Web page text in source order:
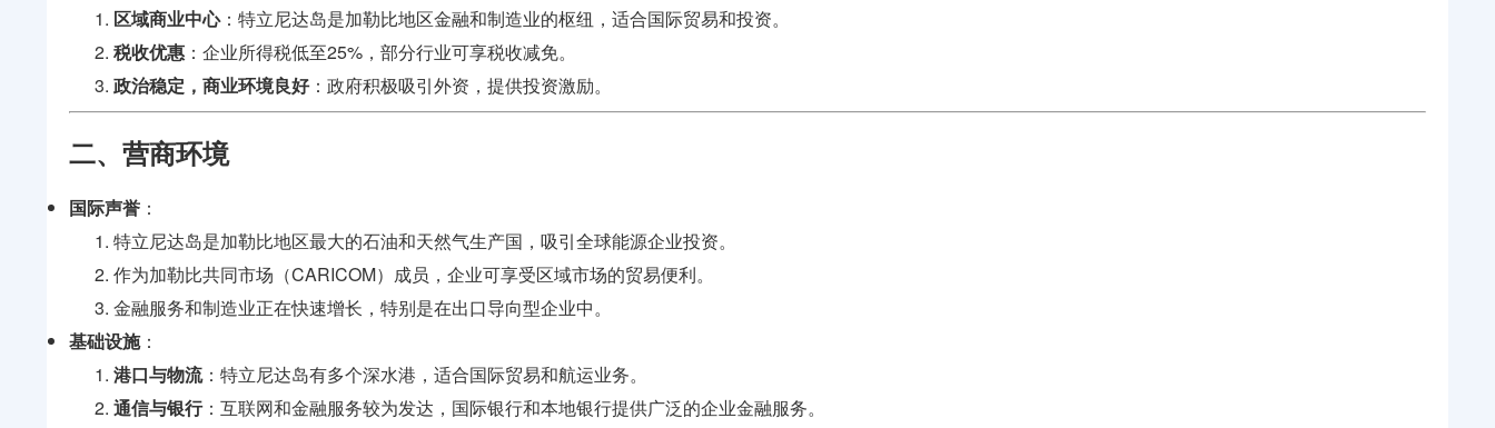
区域商业中心：特立尼达岛是加勒比地区金融和制造业的枢纽，适合国际贸易和投资。
税收优惠 ：企业所得税低至25%，部分行业可享税收减免。
政治稳定，商业环境良好：政府积极吸引外资，提供投资激励。
二、营商环境
国际声誉 ：
特立尼达岛是加勒比地区最大的石油和天然气生产国，吸引全球能源企业投资。
作为加勒比共同市场（CARICOM）成员，企业可享受区域市场的贸易便利。
金融服务和制造业正在快速增长，特别是在出口导向型企业中。
基础设施：
港口与物流：特立尼达岛有多个深水港，适合国际贸易和航运业务。
通信与银行：互联网和金融服务较为发达，国际银行和本地银行提供广泛的企业金融服务。